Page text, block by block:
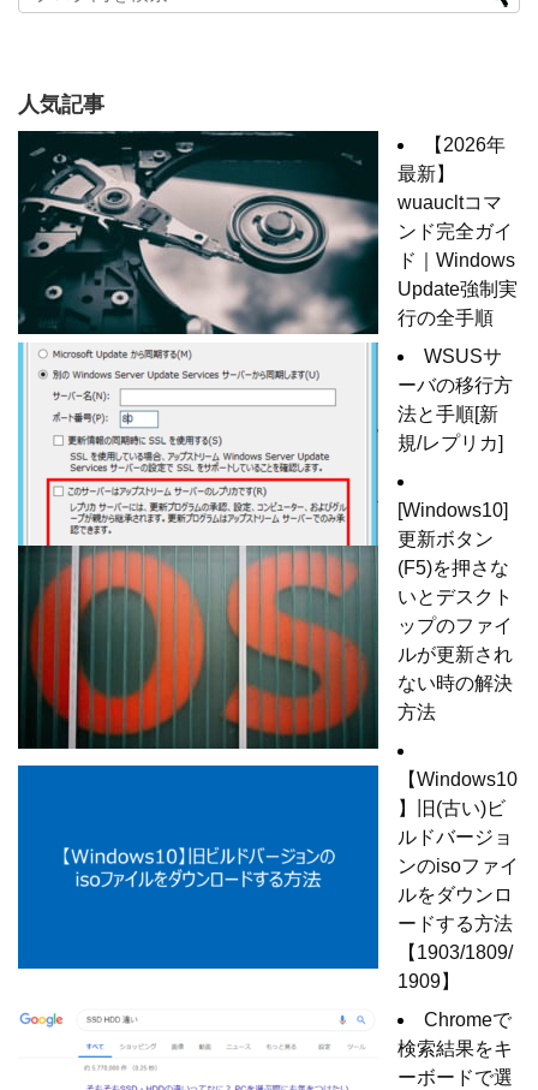
人気記事
【2026年
最新】
wuaucltコマ
ンド完全ガイ
ド｜Windows
Update強制実
行の全手順
WSUSサ
ーバの移行方
法と手順[新
規/レプリカ]
[Windows10]
更新ボタン
(F5)を押さな
いとデスクト
ップのファイ
ルが更新され
ない時の解決
方法
【Windows10
】旧(古い)ビ
ルドバージョ
ンのisoファイ
ルをダウンロ
ードする方法
【1903/1809/
1909】
Chromeで
検索結果をキ
ーボードで選